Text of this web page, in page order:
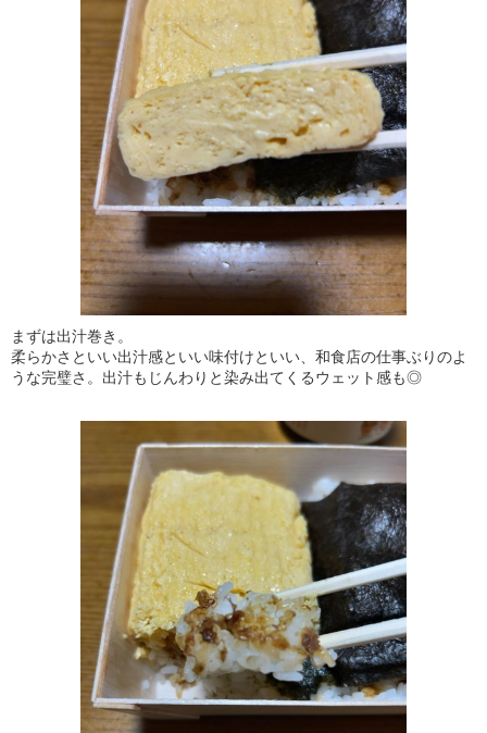
まずは出汁巻き。
柔らかさといい出汁感といい味付けといい、和食店の仕事ぶりのよ
うな完璧さ。出汁もじんわりと染み出てくるウェット感も◎